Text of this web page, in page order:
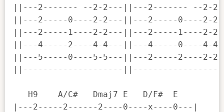
||---2------- --2-2---||---2------- --2-
||---2-----0----2-2---||---2-----0----2-
||---2-----1----2-2---||---2-----1----2-
||---4-----2----4-4---||---4-----0----4-
||---5-----0----5-5---||---2-----2----2-
||--------------------
H9    A/C#   Dmaj7 E   D/F#  E
|---2-----2------2----0----x----0---|